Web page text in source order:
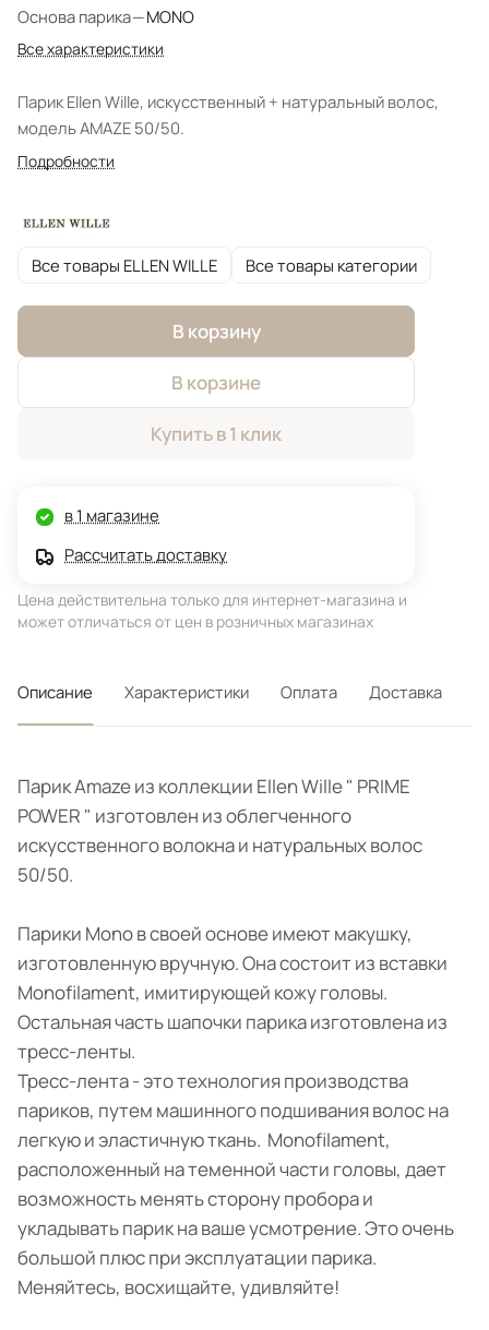
Основа парика—MONO
Все характеристики
Парик Ellen Wille, искусственный + натуральный волос,
модель AMAZE 50/50.
Подробности
Все товары ELLEN WILLE Все товары категории
В корзину
В корзине
Купить в 1 клик
в 1 магазине
Рассчитать доставку
Цена действительна только для интернет-магазина и
может отличаться от цен в розничных магазинах
Описание Характеристики Оплата Доставка
Парик Amaze из коллекции Ellen Wille " PRIME
POWER " изготовлен из облегченного
искусственного волокна и натуральных волос
50/50.
Парики Mono в своей основе имеют макушку,
изготовленную вручную. Она состоит из вставки
Monofilament, имитирующей кожу головы.
Остальная часть шапочки парика изготовлена из
тресс-ленты.
Тресс-лента - это технология производства
париков, путем машинного подшивания волос на
легкую и эластичную ткань. Monofilament,
расположенный на теменной части головы, дает
возможность менять сторону пробора и
укладывать парик на ваше усмотрение. Это очень
большой плюс при эксплуатации парика.
Меняйтесь, восхищайте, удивляйте!